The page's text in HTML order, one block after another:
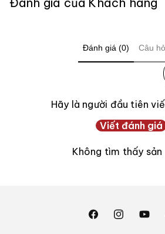
Đánh giá (0) Câu
Hãy là người đầu tiên
Viết đánh giá
Không tìm thấy sản
FacebookInstagram